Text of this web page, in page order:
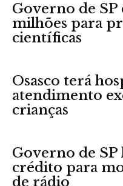
Governo de SP
milhões para
científicas
Osasco terá
atendimento
crianças
Governo de SP
crédito para
de rádio